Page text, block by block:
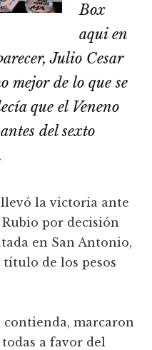
Box
aqui en
Julio Cesar
mejor de lo que se
que el Veneno
del sexto
llevó la victoria ante
Rubio por decisión
en San Antonio,
título de los pesos
contienda, marcaron
todas a favor del